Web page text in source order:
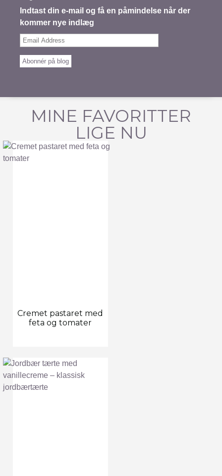
Indtast din e-mail og få en påmindelse når der
kommer nye indlæg
Email
Abonnér på blog
MINE FAVORITTER
LIGE NU
Cremet pastaret med
feta og tomater